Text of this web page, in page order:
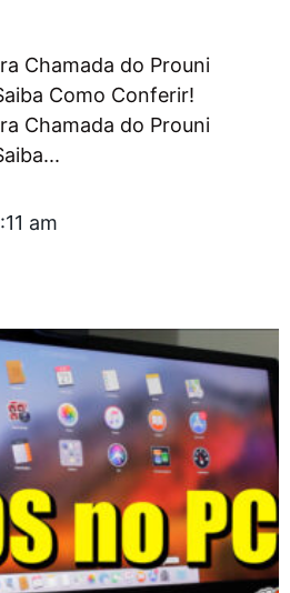
Chamada do Prouni
Como Conferir!
Chamada do Prouni
am